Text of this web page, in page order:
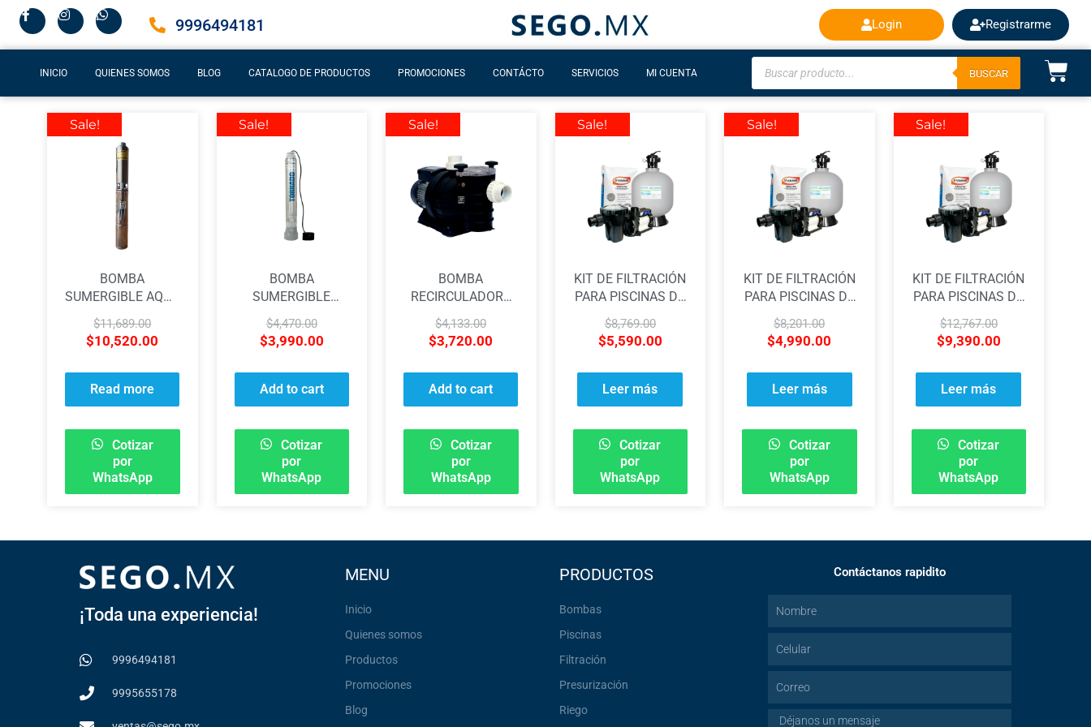
9996494181 Login Registrarme
INICIO QUIENES SOMOS BLOG CATALOGO DE PRODUCTOS PROMOCIONES CONTÁCTO SERVICIOS MI CUENTA BUSCAR
Sale!
BOMBA
SUMERGIBLE AQUA
PAK CON MOTOR
DE 2 H.P PARA 2
LPS CON
A 230 V SIN CAJA
DE CONTROL
$11,689.00
$10,520.00
Read more
Cotizar
por
WhatsApp
Sale!
BOMBA
SUMERGIBLE
TORNADO DE
ACERO
INOXIDABLE 304
1/4″ DE 1.1 H.P A
115 V Y 14 A
$4,470.00
$3,990.00
Add to cart
Cotizar
por
WhatsApp
Sale!
BOMBA
RECIRCULADORA
PARA PISCINA
AQUA PAK DE 0.75
H.P A 115 V
$4,133.00
$3,720.00
Add to cart
Cotizar
por
WhatsApp
Sale!
KIT DE FILTRACIÓN
PARA PISCINAS DE
HASTA 45,000
LITROS DE AGUA
$8,769.00
$5,590.00
Leer más
Cotizar
por
WhatsApp
Sale!
KIT DE FILTRACIÓN
PARA PISCINAS DE
HASTA 30,000
LITROS DE AGUA
$8,201.00
$4,990.00
Leer más
Cotizar
por
WhatsApp
Sale!
KIT DE FILTRACIÓN
PARA PISCINAS DE
HASTA 67,000
LITROS DE AGUA
$12,767.00
$9,390.00
Leer más
Cotizar
por
WhatsApp
¡Toda una experiencia!
9996494181
9995655178
MENU
Inicio
Quienes somos
Productos
Promociones
Blog
PRODUCTOS
Bombas
Piscinas
Filtración
Presurización
Riego
Contáctanos rapidito